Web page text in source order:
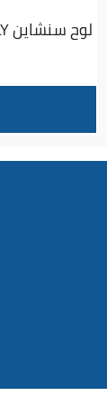
لوح سنشاين A160 POLY